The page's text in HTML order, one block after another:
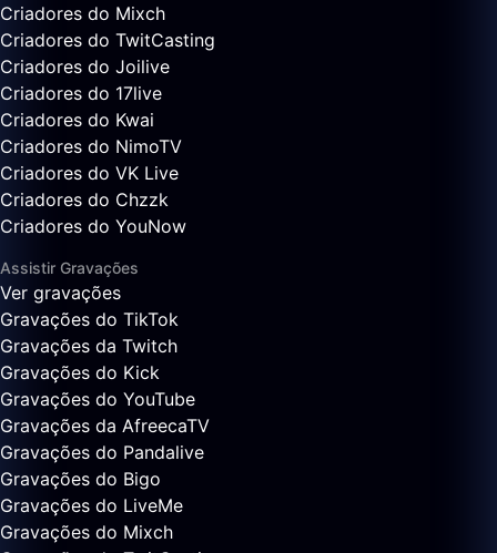
Criadores do Mixch
Criadores do TwitCasting
Criadores do Joilive
Criadores do 17live
Criadores do Kwai
Criadores do NimoTV
Criadores do VK Live
Criadores do Chzzk
Criadores do YouNow
Assistir Gravações
Ver gravações
Gravações do TikTok
Gravações da Twitch
Gravações do Kick
Gravações do YouTube
Gravações da AfreecaTV
Gravações do Pandalive
Gravações do Bigo
Gravações do LiveMe
Gravações do Mixch